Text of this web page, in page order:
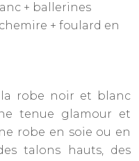
+ ballerines
+ foulard en
robe noir et blanc
tenue glamour et
robe en soie ou en
talons hauts, des